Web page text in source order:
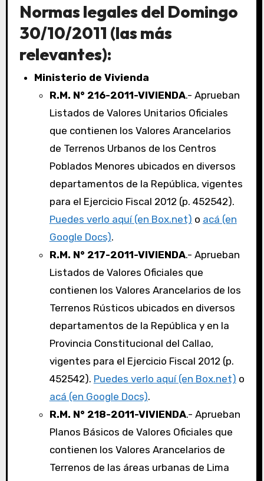
Normas legales del Domingo
30/10/2011 (las más
relevantes):
Ministerio de Vivienda
R.M. N° 216-2011-VIVIENDA.- Aprueban
Listados de Valores Unitarios Oficiales
que contienen los Valores Arancelarios
de Terrenos Urbanos de los Centros
Poblados Menores ubicados en diversos
departamentos de la República, vigentes
para el Ejercicio Fiscal 2012 (p. 452542).
Puedes verlo aquí (en Box.net) o acá (en
Google Docs).
R.M. N° 217-2011-VIVIENDA.- Aprueban
Listados de Valores Oficiales que
contienen los Valores Arancelarios de los
Terrenos Rústicos ubicados en diversos
departamentos de la República y en la
Provincia Constitucional del Callao,
vigentes para el Ejercicio Fiscal 2012 (p.
452542). Puedes verlo aquí (en Box.net) o
acá (en Google Docs).
R.M. N° 218-2011-VIVIENDA.- Aprueban
Planos Básicos de Valores Oficiales que
contienen los Valores Arancelarios de
Terrenos de las áreas urbanas de Lima